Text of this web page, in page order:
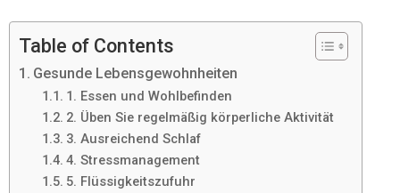
Table of Contents
Gesunde Lebensgewohnheiten
1. Essen und Wohlbefinden
2. Üben Sie regelmäßig körperliche Aktivität
3. Ausreichend Schlaf
4. Stressmanagement
5. Flüssigkeitszufuhr